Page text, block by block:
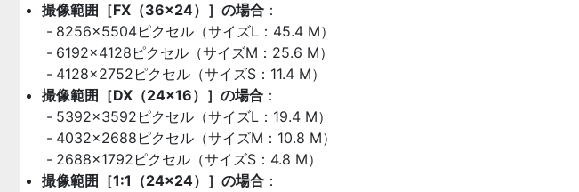
撮像範囲［FX（36×24）］の場合 ：
8256×5504ピクセル（サイズL：45.4 M）
6192×4128ピクセル（サイズM：25.6 M）
4128×2752ピクセル（サイズS：11.4 M）
撮像範囲［DX（24×16）］の場合 ：
5392×3592ピクセル（サイズL：19.4 M）
4032×2688ピクセル（サイズM：10.8 M）
2688×1792ピクセル（サイズS：4.8 M）
撮像範囲［1:1（24×24）］の場合 ：